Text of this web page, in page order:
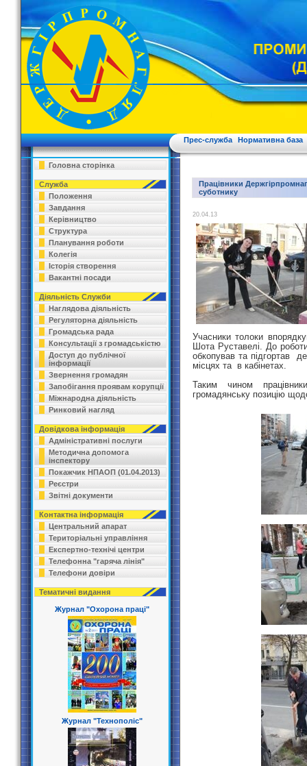
Прес-служба Нормативна база
Головна сторінка
Служба
Положення
Завдання
Керівництво
Структура
Планування роботи
Колегія
Історія створення
Вакантні посади
Діяльність Служби
Наглядова діяльність
Регуляторна діяльність
Громадська рада
Консультації з громадськістю
Доступ до публічної
інформації
Звернення громадян
Запобігання проявам корупції
Міжнародна діяльність
Ринковий нагляд
Довідкова інформація
Адміністративні послуги
Методична допомога
інспектору
Покажчик НПАОП (01.04.2013)
Реєстри
Звітні документи
Контактна інформація
Центральний апарат
Територіальні управління
Експертно-технічі центри
Телефонна "гаряча лінія"
Телефони довіри
Тематичні видання
Журнал "Охорона праці"
Журнал "Технополіс"
Працівники
суботнику
20.04.13
Учасники толоки
Шота Руставелі. До
обкопував та підгортав
місцях та в кабінетах.
Таким чином
громадянську позицію